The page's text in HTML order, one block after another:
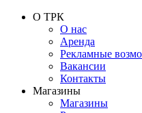
О ТРК
О нас
Аренда
Рекламные
Вакансии
Контакты
Магазины
Магазины